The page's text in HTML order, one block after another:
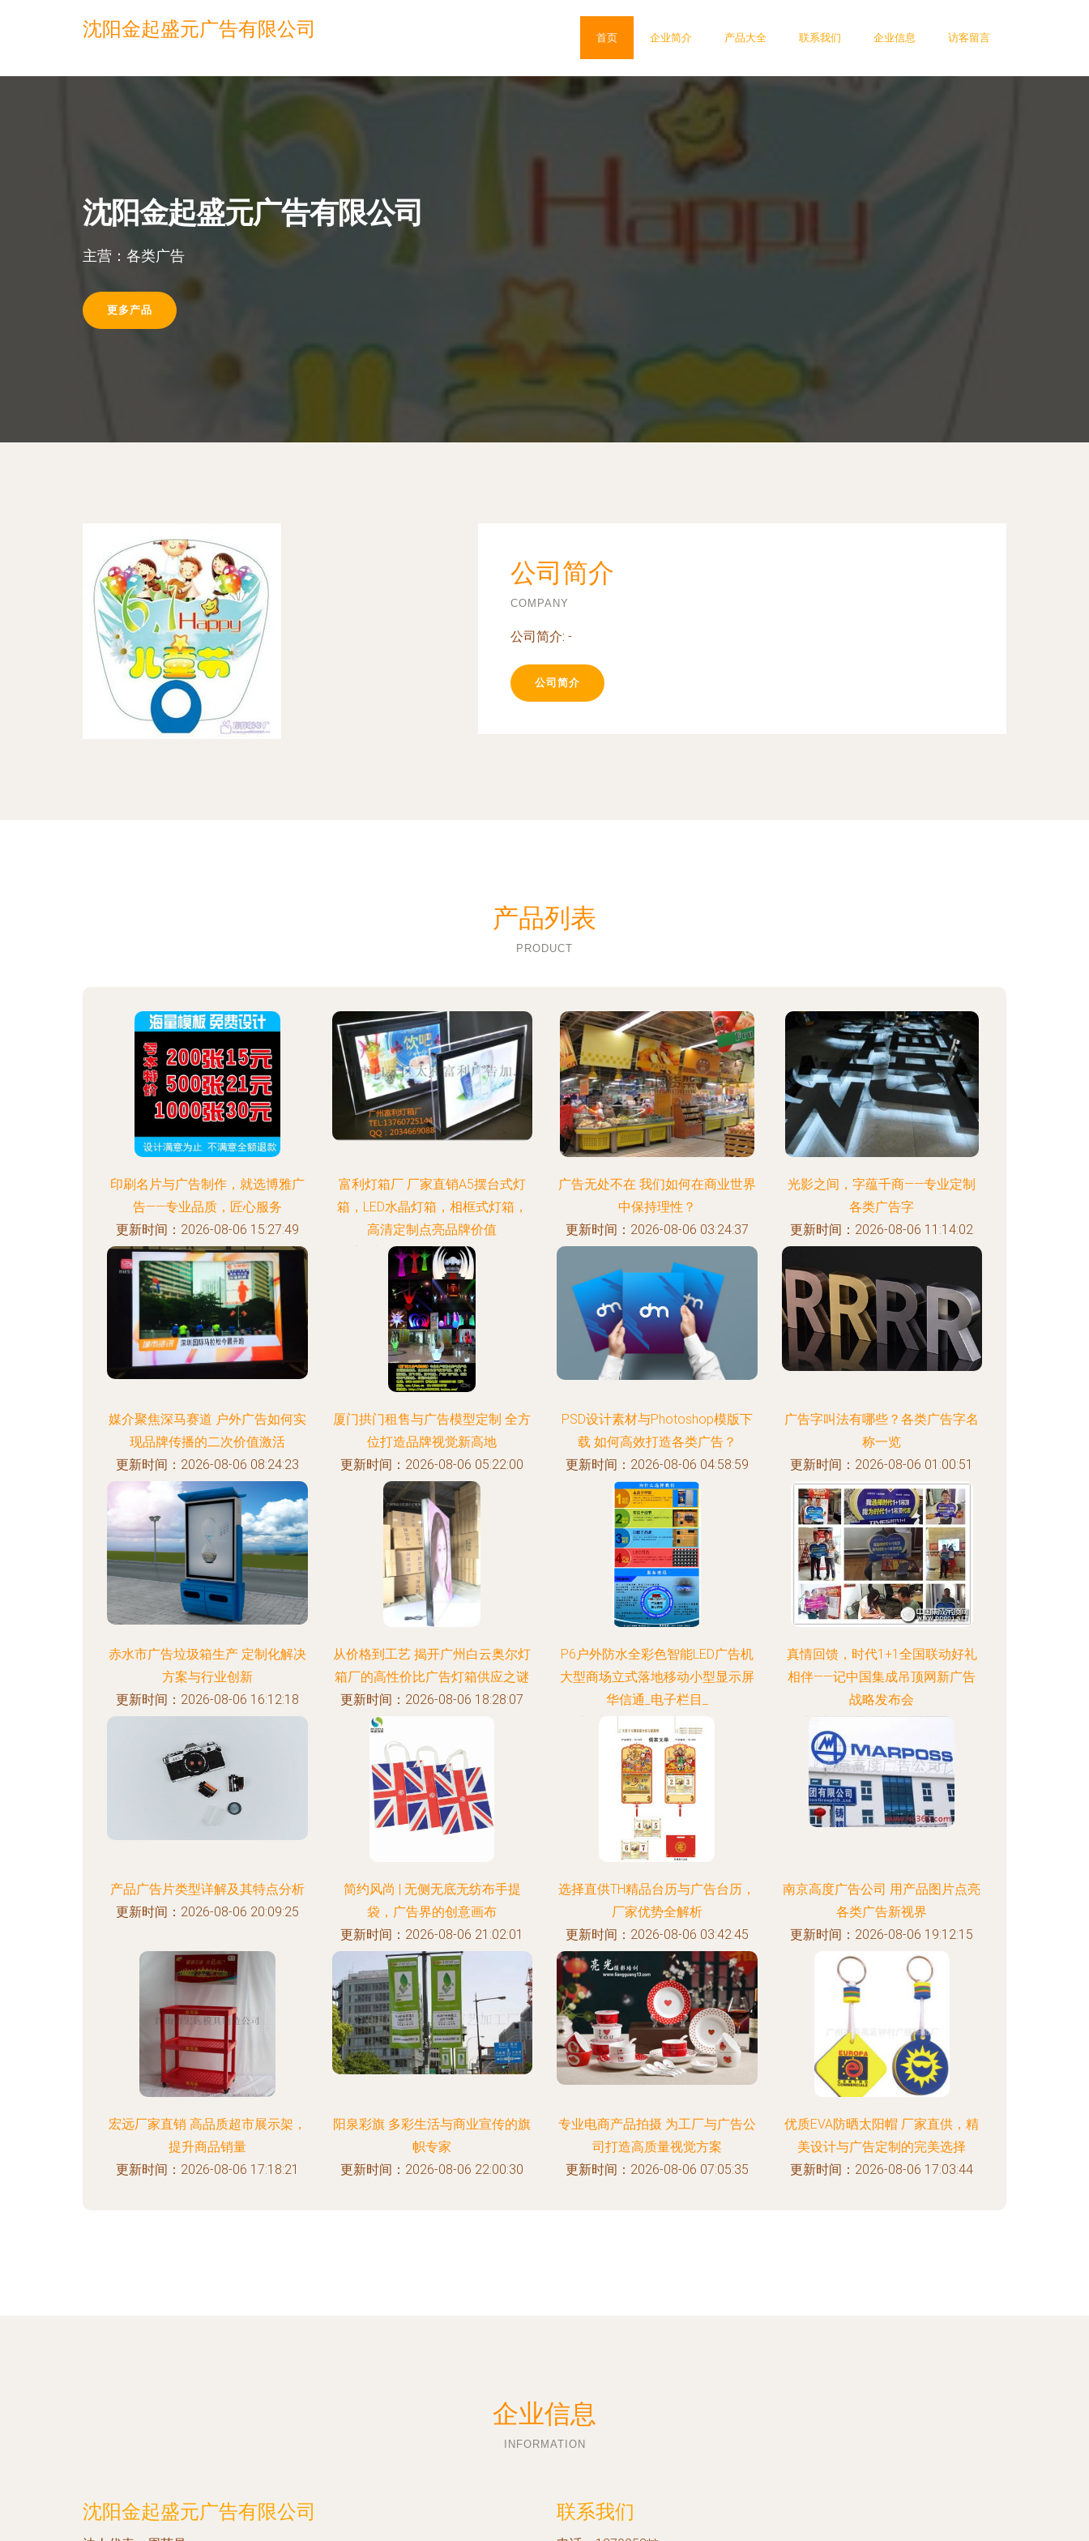
沈阳金起盛元广告有限公司 首页 企业简介 产品大全 联系我们 企业信息 访客留言
沈阳金起盛元广告有限公司
主营：各类广告
更多产品
公司简介
COMPANY
公司简介: -
公司简介
产品列表
PRODUCT
印刷名片与广告制作，就选博雅广
告——专业品质，匠心服务
更新时间：2026-08-06 15:27:49
富利灯箱厂 厂家直销A5摆台式灯
箱，LED水晶灯箱，相框式灯箱，
高清定制点亮品牌价值
更新时间：2026-08-06 01:04:26
广告无处不在 我们如何在商业世界
中保持理性？
更新时间：2026-08-06 03:24:37
光影之间，字蕴千商——专业定制
各类广告字
更新时间：2026-08-06 11:14:02
媒介聚焦深马赛道 户外广告如何实
现品牌传播的二次价值激活
更新时间：2026-08-06 08:24:23
厦门拱门租售与广告模型定制 全方
位打造品牌视觉新高地
更新时间：2026-08-06 05:22:00
PSD设计素材与Photoshop模版下
载 如何高效打造各类广告？
更新时间：2026-08-06 04:58:59
广告字叫法有哪些？各类广告字名
称一览
更新时间：2026-08-06 01:00:51
赤水市广告垃圾箱生产 定制化解决
方案与行业创新
更新时间：2026-08-06 16:12:18
从价格到工艺 揭开广州白云奥尔灯
箱厂的高性价比广告灯箱供应之谜
更新时间：2026-08-06 18:28:07
P6户外防水全彩色智能LED广告机
大型商场立式落地移动小型显示屏
华信通_电子栏目_
真情回馈，时代1+1全国联动好礼
相伴——记中国集成吊顶网新广告
战略发布会
更新时间：2026-08-06 20:55:17
产品广告片类型详解及其特点分析
更新时间：2026-08-06 20:09:25
简约风尚 | 无侧无底无纺布手提
袋，广告界的创意画布
更新时间：2026-08-06 21:02:01
选择直供TH精品台历与广告台历，
厂家优势全解析
更新时间：2026-08-06 03:42:45
南京高度广告公司 用产品图片点亮
各类广告新视界
更新时间：2026-08-06 19:12:15
宏远厂家直销 高品质超市展示架，
提升商品销量
更新时间：2026-08-06 17:18:21
阳泉彩旗 多彩生活与商业宣传的旗
帜专家
更新时间：2026-08-06 22:00:30
专业电商产品拍摄 为工厂与广告公
司打造高质量视觉方案
更新时间：2026-08-06 07:05:35
优质EVA防晒太阳帽 厂家直供，精
美设计与广告定制的完美选择
更新时间：2026-08-06 17:03:44
企业信息
INFORMATION
沈阳金起盛元广告有限公司 联系我们